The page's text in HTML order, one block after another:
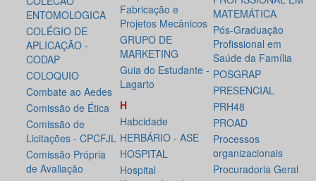
ENTOMOLOGICA
COLÉGIO DE
APLICAÇÃO -
CODAP
COLOQUIO
Combate ao Aedes
Comissão de Ética
Comissão de
Licitações - CPCFJL
Comissão Própria
de Avaliação
Fabricação e
Projetos Mecânicos
GRUPO DE
MARKETING
Guia do Estudante -
Lagarto
H
Habcidade
HERBÁRIO - ASE
HOSPITAL
Hospital
MATEMÁTICA
Pós-Graduação
Profissional em
Saúde da Família
POSGRAP
PRESENCIAL
PRH48
PROAD
Processos
organizacionais
Procuradoria Geral